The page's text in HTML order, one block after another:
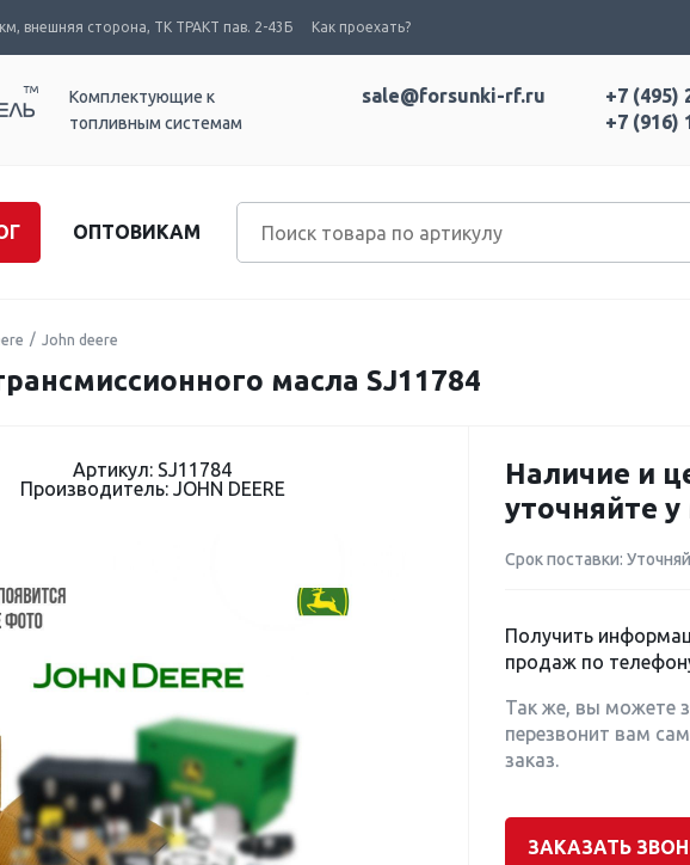
внешняя сторона, ТК ТРАКТ пав. 2-43Б Как проехать?
Комплектующие к
топливным системам
+7 (495)
+7 (916)
sale@forsunki-rf.ru
ОПТОВИКАМ
John deere
масла SJ11784
Артикул: SJ11784
Производитель: JOHN DEERE
Наличие и
уточняйте
Срок поставки:
Получить
продаж по
Так же, вы можете
перезвонит вам
заказ.
ЗАКАЗАТЬ